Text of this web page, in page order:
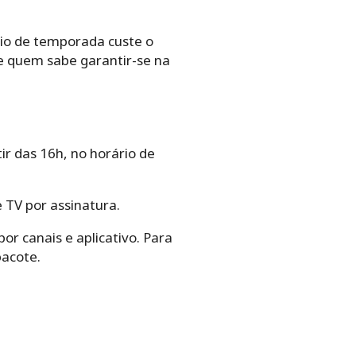
de temporada custe o
quem sabe garantir-se na
das 16h, no horário de
por assinatura.
canais e aplicativo. Para